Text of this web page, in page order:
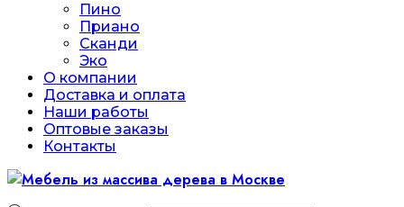
Пино
Приано
Сканди
Эко
О компании
Доставка и оплата
Наши работы
Оптовые заказы
Контакты